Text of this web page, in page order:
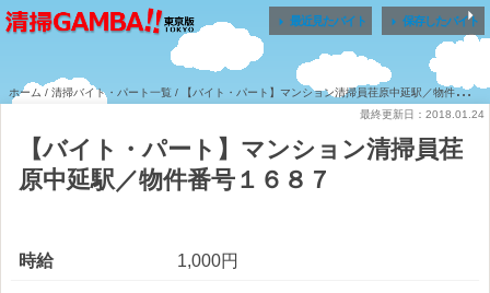
 最近見たバイト  保存したバイト
ホーム / 清掃バイト・パート一覧 / 【バイト・パート】マンション清掃員荏原中延駅／物件番号１６８７
最終更新日：2018.01.24
【バイト・パート】マンション清掃員荏
原中延駅／物件番号１６８７
時給 1,000円